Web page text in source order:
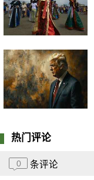
热门评论
0 条评论